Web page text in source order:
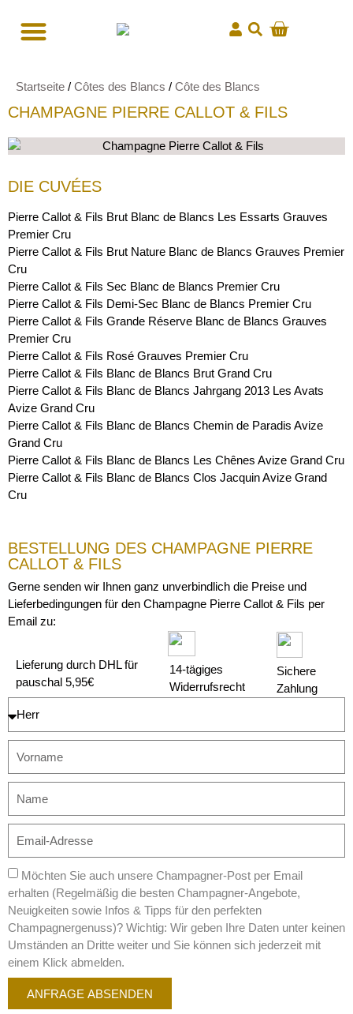
Startseite / Côtes des Blancs / Côte des Blancs
CHAMPAGNE PIERRE CALLOT & FILS
DIE CUVÉES
Pierre Callot & Fils Brut Blanc de Blancs Les Essarts Grauves
Premier Cru
Pierre Callot & Fils Brut Nature Blanc de Blancs Grauves Premier
Cru
Pierre Callot & Fils Sec Blanc de Blancs Premier Cru
Pierre Callot & Fils Demi-Sec Blanc de Blancs Premier Cru
Pierre Callot & Fils Grande Réserve Blanc de Blancs Grauves
Premier Cru
Pierre Callot & Fils Rosé Grauves Premier Cru
Pierre Callot & Fils Blanc de Blancs Brut Grand Cru
Pierre Callot & Fils Blanc de Blancs Jahrgang 2013 Les Avats
Avize Grand Cru
Pierre Callot & Fils Blanc de Blancs Chemin de Paradis Avize
Grand Cru
Pierre Callot & Fils Blanc de Blancs Les Chênes Avize Grand Cru
Pierre Callot & Fils Blanc de Blancs Clos Jacquin Avize Grand
Cru
BESTELLUNG DES CHAMPAGNE PIERRE
CALLOT & FILS
Gerne senden wir Ihnen ganz unverbindlich die Preise und
Lieferbedingungen für den Champagne Pierre Callot & Fils per
Email zu:
Lieferung durch DHL für
pauschal 5,95€
14-tägiges
Widerrufsrecht
Sichere
Zahlung
Möchten Sie auch unsere Champagner-Post per Email
erhalten (Regelmäßig die besten Champagner-Angebote,
Neuigkeiten sowie Infos & Tipps für den perfekten
Champagnergenuss)? Wichtig: Wir geben Ihre Daten unter keinen
Umständen an Dritte weiter und Sie können sich jederzeit mit
einem Klick abmelden.
ANFRAGE ABSENDEN